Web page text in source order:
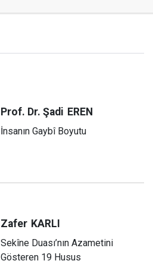
Prof. Dr. Şadi EREN
İnsanın Gaybî Boyutu
Zafer KARLI
Sekîne Duası’nın Azametini
Gösteren 19 Husus